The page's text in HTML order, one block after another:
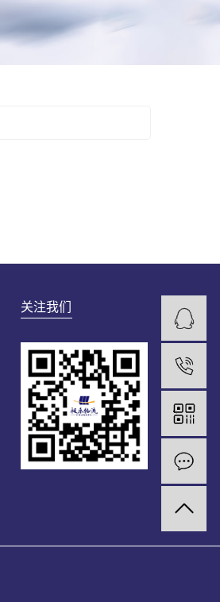
关注我们